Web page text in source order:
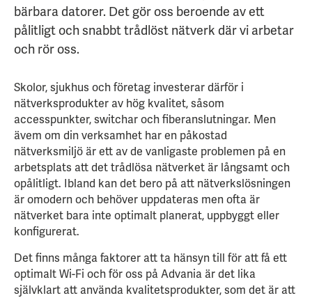
bärbara datorer. Det gör oss beroende av ett
pålitligt och snabbt trådlöst nätverk där vi arbetar
och rör oss.
Skolor, sjukhus och företag investerar därför i
nätverksprodukter av hög kvalitet, såsom
accesspunkter, switchar och fiberanslutningar. Men
ävem om din verksamhet har en påkostad
nätverksmiljö är ett av de vanligaste problemen på en
arbetsplats att det trådlösa nätverket är långsamt och
opålitligt. Ibland kan det bero på att nätverkslösningen
är omodern och behöver uppdateras men ofta är
nätverket bara inte optimalt planerat, uppbyggt eller
konfigurerat.
Det finns många faktorer att ta hänsyn till för att få ett
optimalt Wi-Fi och för oss på Advania är det lika
självklart att använda kvalitetsprodukter, som det är att